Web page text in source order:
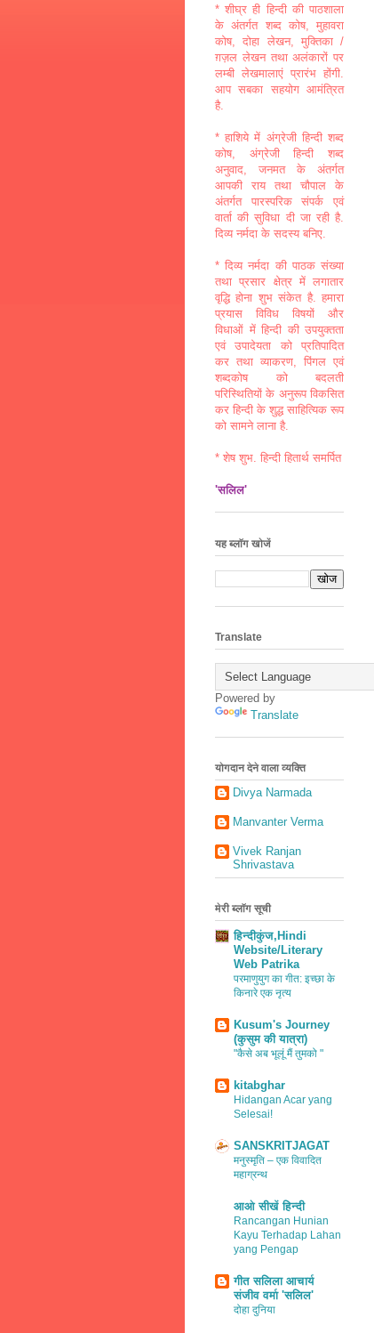
* शीघ्र ही हिन्दी की पाठशाला
के अंतर्गत शब्द कोष, मुहावरा
कोष, दोहा लेखन, मुक्तिका /
ग़ज़ल लेखन तथा अलंकारों पर
लम्बी लेखमालाएं प्रारंभ होंगी.
आप सबका सहयोग आमंत्रित
है.
* हाशिये में अंग्रेजी हिन्दी शब्द
कोष, अंग्रेजी हिन्दी शब्द
अनुवाद, जनमत के अंतर्गत
आपकी राय तथा चौपाल के
अंतर्गत पारस्परिक संपर्क एवं
वार्ता की सुविधा दी जा रही है.
दिव्य नर्मदा के सदस्य बनिए.
* दिव्य नर्मदा की पाठक संख्या
तथा प्रसार क्षेत्र में लगातार
वृद्धि होना शुभ संकेत है. हमारा
प्रयास विविध विषयों और
विधाओं में हिन्दी की उपयुक्तता
एवं उपादेयता को प्रतिपादित
कर तथा व्याकरण, पिंगल एवं
शब्दकोष को बदलती
परिस्थितियों के अनुरूप विकसित
कर हिन्दी के शुद्ध साहित्यिक रूप
को सामने लाना है.
* शेष शुभ. हिन्दी हितार्थ समर्पित
'सलिल'
यह ब्लॉग खोजें
Translate
Powered by
Translate
योगदान देने वाला व्यक्ति
Divya Narmada
Manvanter Verma
Vivek Ranjan
Shrivastava
मेरी ब्लॉग सूची
हिन्दीकुंज,Hindi
Website/Literary
Web Patrika
परमाणुयुग का गीत: इच्छा के
किनारे एक नृत्य
Kusum's Journey
(कुसुम की यात्रा)
"कैसे अब भूलूं मैं तुमको "
kitabghar
Hidangan Acar yang
Selesai!
SANSKRITJAGAT
मनुस्मृति – एक विवादित
महाग्रन्थ
आओ सीखें हिन्दी
Rancangan Hunian
Kayu Terhadap Lahan
yang Pengap
गीत सलिला आचार्य
संजीव वर्मा 'सलिल'
दोहा दुनिया